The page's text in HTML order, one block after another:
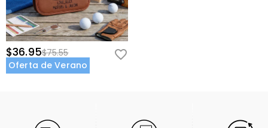
$36.95$75.55
Oferta de Verano